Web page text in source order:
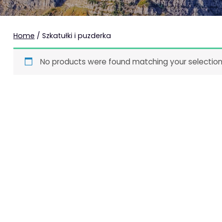
Home / Szkatułki i puzderka
No products were found matching your